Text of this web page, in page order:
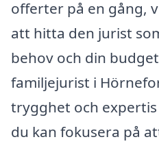
offerter på en gång,
att hitta den jurist
behov och din
familjejurist i
trygghet och
du kan fokusera på